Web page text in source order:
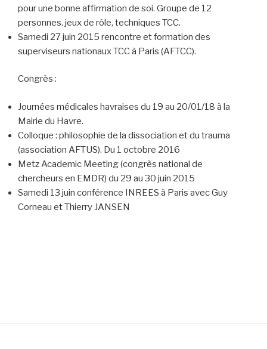
pour une bonne affirmation de soi. Groupe de 12
personnes. jeux de rôle, techniques TCC.
Samedi 27 juin 2015 rencontre et formation des
superviseurs nationaux TCC à Paris (AFTCC).
Congrès :
Journées médicales havraises du 19 au 20/01/18 à la
Mairie du Havre.
Colloque : philosophie de la dissociation et du trauma
(association AFTUS). Du 1 octobre 2016
Metz Academic Meeting (congrès national de
chercheurs en EMDR) du 29 au 30 juin 2015
Samedi 13 juin conférence INREES à Paris avec Guy
Corneau et Thierry JANSEN